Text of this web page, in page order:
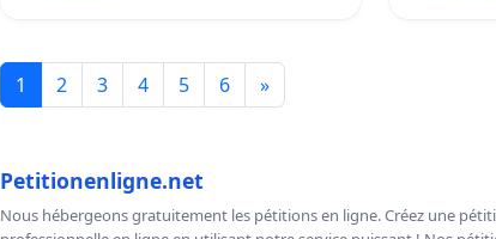
1 2 3 4 5 6 »
Petitionenligne.net
Nous hébergeons gratuitement les pétitions en ligne. Créez une